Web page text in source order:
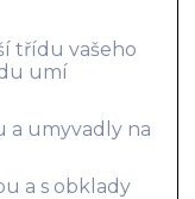
třídu vašeho
umí
a umyvadly na
a s obklady